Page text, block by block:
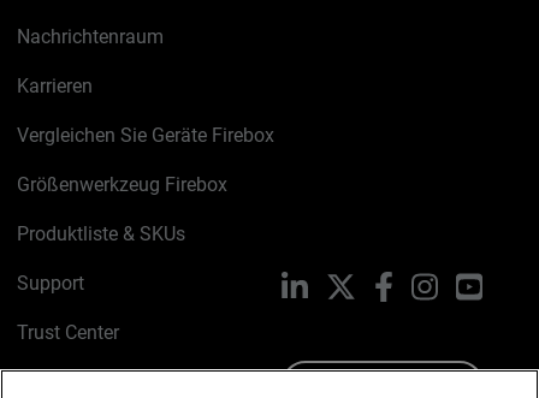
Nachrichtenraum
Karrieren
Vergleichen Sie Geräte Firebox
Größenwerkzeug Firebox
Produktliste & SKUs
Support
Trust Center
LinkedIn FacebookInstagram